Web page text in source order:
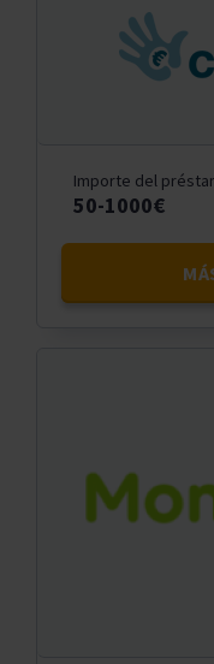
Importe del
50-1000€